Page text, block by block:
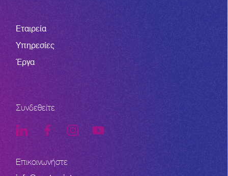
Εταιρεία
Υπηρεσίες
Έργα
Συνδεθείτε
Επικοινωνήστε